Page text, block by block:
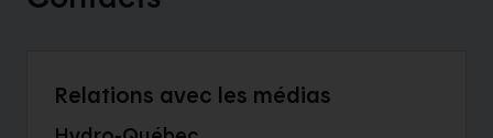
Relations avec les médias